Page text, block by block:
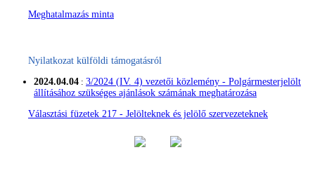
Meghatalmazás minta
Nyilatkozat külföldi támogatásról
2024.04.04 : 3/2024 (IV. 4) vezetői közlemény - Polgármesterjelölt
állításához szükséges ajánlások számának meghatározása
Választási füzetek 217 - Jelölteknek és jelölő szervezeteknek